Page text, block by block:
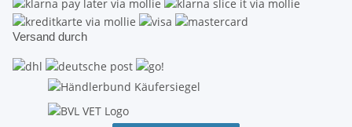
Versand durch